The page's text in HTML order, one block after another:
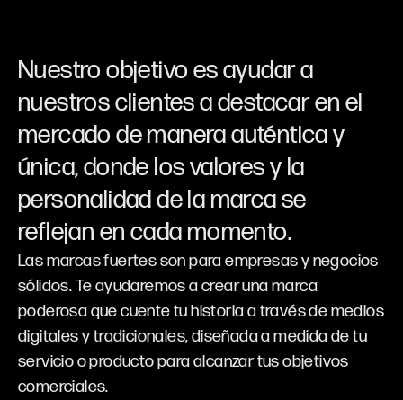
Nuestroobjetivo esayudara
nuestrosclientesadestacaren el
mercadodemaneraauténticay
única,donde losvaloresy la
personalidaddelamarcase
reflejan en cadamomento.
Las marcas fuertes son para empresas y negocios
sólidos. Te ayudaremos a crear una marca
poderosa que cuente tu historia a través de medios
digitales y tradicionales, diseñada a medida de tu
servicio o producto para alcanzar tus objetivos
comerciales.